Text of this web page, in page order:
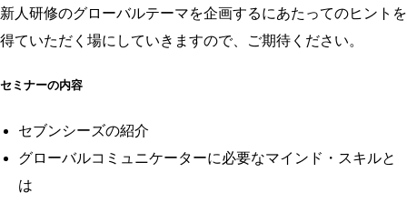
新人研修のグローバルテーマを企画するにあたってのヒントを
得ていただく場にしていきますので、ご期待ください。
セミナーの内容
セブンシーズの紹介
グローバルコミュニケーターに必要なマインド・スキルと
は